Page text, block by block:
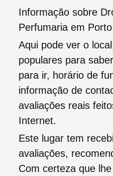
Informação sobre
Perfumaria em
Aqui pode ver o
populares para
para ir, horário de
informação de
avaliações reais
Internet.
Este lugar tem
avaliações,
Com certeza que